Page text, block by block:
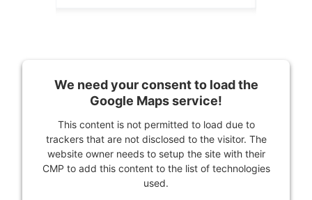
We need your consent to load the
Google Maps service!
This content is not permitted to load due to
trackers that are not disclosed to the visitor. The
website owner needs to setup the site with their
CMP to add this content to the list of technologies
used.